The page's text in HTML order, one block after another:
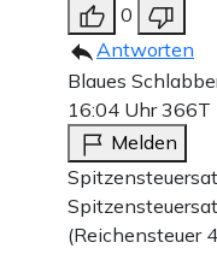
0
Antworten
Blaues
16:04 Uhr366T
Melden
(Reichensteuer